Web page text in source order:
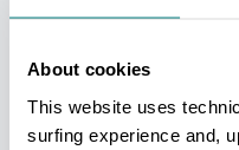
About cookies
This website uses
surfing experience and,
REDAZIONE
Ultimo aggiornamento 20/07/2026